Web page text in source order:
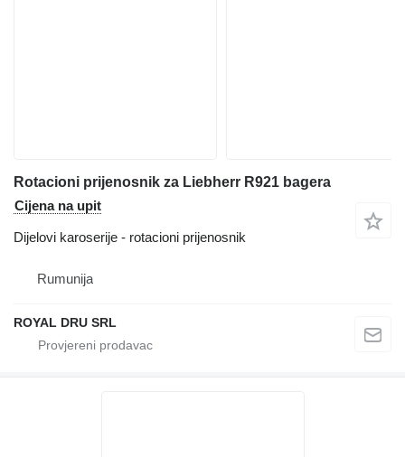
Rotacioni prijenosnik za Liebherr R921 bagera
Cijena na upit
Dijelovi karoserije - rotacioni prijenosnik
Rumunija
ROYAL DRU SRL